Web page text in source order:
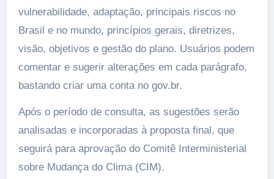
vulnerabilidade, adaptação, principais riscos no
Brasil e no mundo, princípios gerais, diretrizes,
visão, objetivos e gestão do plano. Usuários podem
comentar e sugerir alterações em cada parágrafo,
bastando criar uma conta no gov.br.
Após o período de consulta, as sugestões serão
analisadas e incorporadas à proposta final, que
seguirá para aprovação do Comitê Interministerial
sobre Mudança do Clima (CIM).